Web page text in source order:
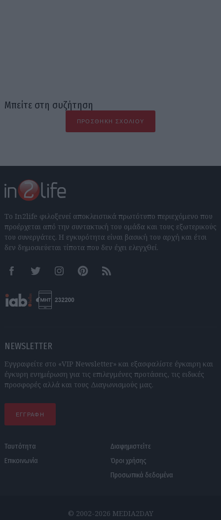
Μπείτε στη συζήτηση
ΠΡΟΣΘΉΚΗ ΣΧΟΛΊΟΥ
Το In2life φιλοξενεί αποκλειστικά πρωτότυπο περιεχόμενο που
προέρχεται από την συντακτική του ομάδα και τους εξωτερικούς
του συνεργάτες. Η εγκυρότητα είναι βασική του αρχή και έτσι
δεν δημοσιεύεται τίποτα που δεν έχει ελεγχθεί.
FacebookTwitter InstagramPinterestRSS feeds
NEWSLETTER
Εγγραφείτε στο «VIP Newsletter» και εξασφαλίστε έγκαιρη και
έγκυρη ενημέρωση για τις επιλεγμένες προτάσεις, τις ειδικές
προσφορές αλλά και τους Διαγωνισμούς μας.
ΕΓΓΡΑΦΗ
Ταυτότητα
Επικοινωνία
Διαφημιστείτε
Όροι χρήσης
Προσωπικά δεδομένα
© 2002-2026 MEDIA2DAY